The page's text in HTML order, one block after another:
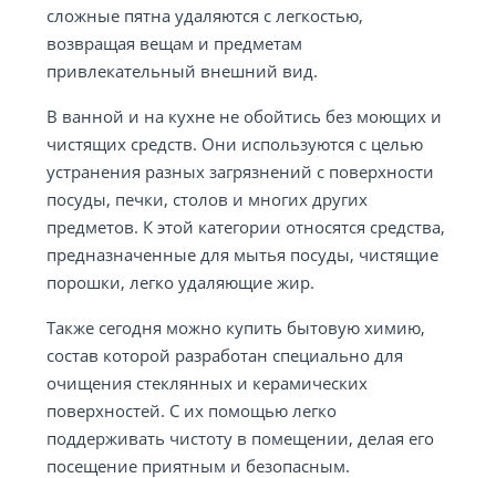
сложные пятна удаляются с легкостью,
возвращая вещам и предметам
привлекательный внешний вид.
В ванной и на кухне не обойтись без моющих и
чистящих средств. Они используются с целью
устранения разных загрязнений с поверхности
посуды, печки, столов и многих других
предметов. К этой категории относятся средства,
предназначенные для мытья посуды, чистящие
порошки, легко удаляющие жир.
Также сегодня можно купить бытовую химию,
состав которой разработан специально для
очищения стеклянных и керамических
поверхностей. С их помощью легко
поддерживать чистоту в помещении, делая его
посещение приятным и безопасным.